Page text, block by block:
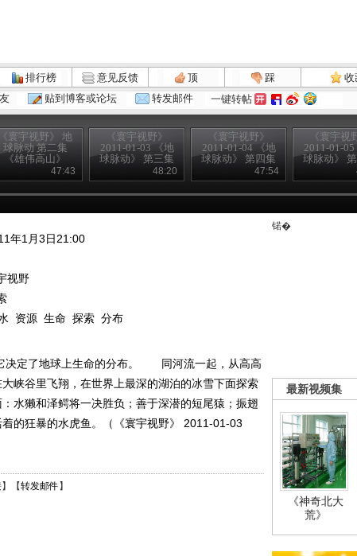
排行榜 意见反馈 顶 踩
收
贴到博客或论坛 转发邮件 一键转帖
《寰宇视野》 地
球脉动 第二集
《雄伟高山》
47:43
《寰宇视野》
2011-01-03 《地
球脉动》 第三集
《淡水资源
Freshwater》
48:20
《寰宇视野》
2011-01-04 《地
球脉动》 第四集
《洞穴迷宫
Caves》
47:54
《寰宇视
2011-01-
球脉动》
《奇幻
Desert
年1月3日21:00
视野
资源 生命 探索 分布
决定了地球上生命的分布。 同河流一起，从高高
峡谷里飞翔，在世界上最深的湖泊的冰雪下面探索
水獭和泽鳄将一决胜负；善于深潜的短尾猿；振翅
的狂暴的水虎鱼。（《寰宇视野》 2011-01-03
】【转发邮件 】
锘�
最新视频集
《神奇北大
荒》